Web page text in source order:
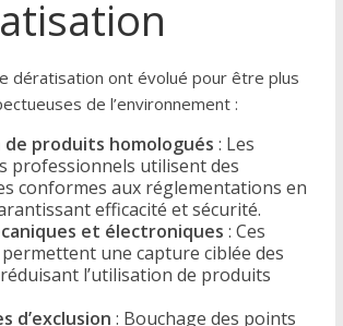
dératisation ont évolué pour être plus
de l’environnement :
produits homologués : Les
professionnels utilisent des
conformes aux réglementations en
efficacité et sécurité.
et électroniques : Ces
une capture ciblée des
l’utilisation de produits
d’exclusion : Bouchage des points